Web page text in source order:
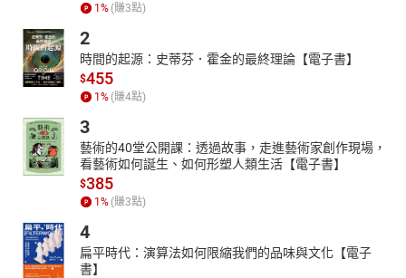
1 % (賺3點)
2
時間的起源：史蒂芬．霍金的最終理論【電子書】
$455
1 % (賺4點)
3
藝術的40堂公開課：透過故事，走進藝術家創作現場，
看藝術如何誕生、如何形塑人類生活【電子書】
$385
1 % (賺3點)
4
扁平時代：演算法如何限縮我們的品味與文化【電子
書】